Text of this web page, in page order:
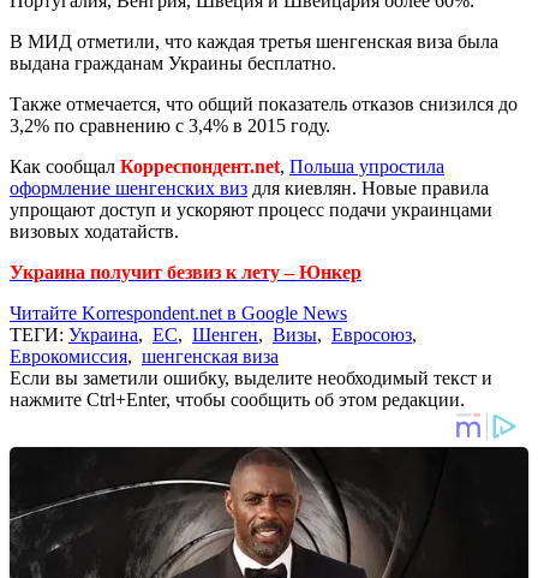
В МИД отметили, что каждая третья шенгенская виза была
выдана гражданам Украины бесплатно.
Также отмечается, что общий показатель отказов снизился до
3,2% по сравнению с 3,4% в 2015 году.
Как сообщал Корреспондент.net, Польша упростила
оформление шенгенских виз для киевлян. Новые правила
упрощают доступ и ускоряют процесс подачи украинцами
визовых ходатайств.
Украина получит безвиз к лету – Юнкер
Читайте Korrespondent.net в Google News
ТЕГИ: Украина, ЕС, Шенген, Визы, Евросоюз,
Еврокомиссия, шенгенская виза
Если вы заметили ошибку, выделите необходимый текст и
нажмите Ctrl+Enter, чтобы сообщить об этом редакции.